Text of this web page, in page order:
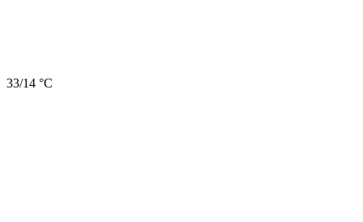
33/14 °C